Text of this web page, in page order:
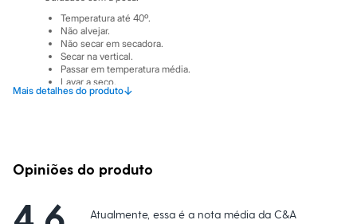
Calcinhas
Cintas e Modeladores
Pijamas
Sutiãs e Tops
Moda praia
Biquínis
Blusas e Camisetas
Casacos e Jaquetas
Jeans
Mais detalhes do produto↓
Temperatura até 40º.
Não alvejar.
Não secar em secadora.
Secar na vertical.
Passar em temperatura média.
Lavar a seco.
Não limpar a úmido.
Opiniões do produto
Atualmente, essa é a nota média da C&A